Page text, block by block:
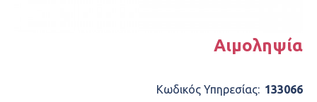
Αιμοληψία
Κωδικός Υπηρεσίας: 133066